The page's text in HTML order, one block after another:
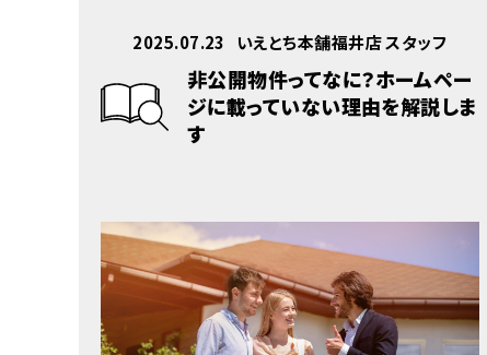
2025.07.23 いえとち本舗福井店 スタッフ
非公開物件ってなに？ホームペー
ジに載っていない理由を解説しま
す